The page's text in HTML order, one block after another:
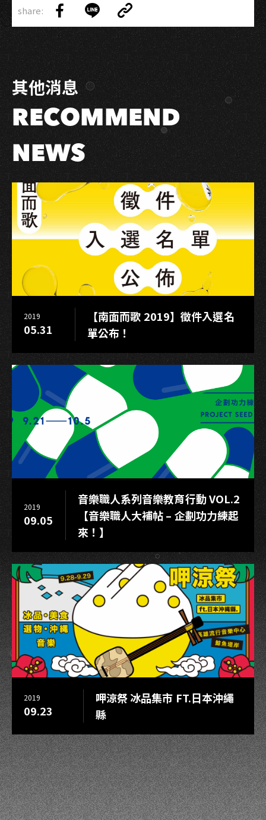
稿】
寶
石
大
歌
廳
復
活
秀
場
綜
藝
歌
王
歌
承
年
秀
合
唱
share:
Share
on
Facebook
Share
on
LINE
Copy
Link
Link
其他消息
RECOMMEND
NEWS
2019
05.31
【南面而歌 2019】徵件入選名
單公布！
2019
09.05
音樂職人系列音樂教育行動 VOL.2
【音樂職人大補帖 – 企劃功力練起
來！】
2019
09.23
呷涼祭 冰品集市 FT.日本沖繩
縣